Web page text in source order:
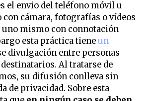
el envio del teléfono móvil u
cámara, fotografías o vídeos
mismo con connotación
esta práctica tieneun
divulgación entre personas
Al tratarse de
su difusión conlleva sin
de privacidad. Sobre esta